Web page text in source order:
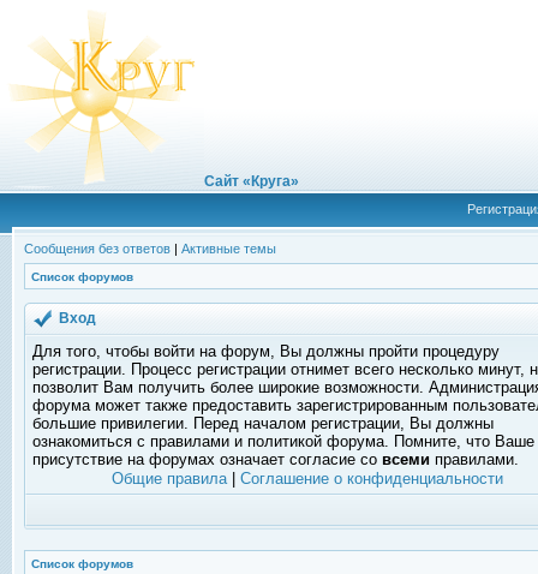
Сайт «Круга»
Сообщения без ответов | Активные темы
Список форумов
Вход
Для того, чтобы войти на форум, Вы должны пройти процедуру
регистрации. Процесс регистрации отнимет всего несколько минут,
позволит Вам получить более широкие возможности.
форума может также предоставить зарегистрированным
большие привилегии. Перед началом регистрации, Вы должны
ознакомиться с правилами и политикой форума. Помните, что Ваше
присутствие на форумах означает согласие со всеми правилами.
Общие правила| Соглашение о конфиденциальности
Список форумов